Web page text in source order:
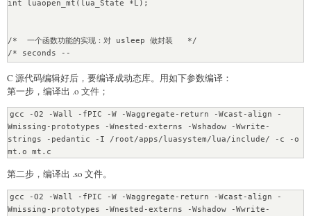
int luaopen_mt(lua_State *L);
/*  一个函数功能的实现：对 usleep 做封装   */
/* seconds --
* interval units -- */
static int mt_sleep(lua_State *L)
{
   lua_Number units = luaL_optnumber(L, 2, 1);
   usleep(1000000 * interval / units);
   return 0;
}
/*  将定义的函数名集成到一个结构数组中去，建立 lua 中使用的方法名与 C 的函
数名的对应关系   */
static const luaL_reg mt_lib[] = {
C 源代码编辑好后，要编译成动态库。用如下参数编译：
第一步，编译出 .o 文件；
gcc -O2 -Wall -fPIC -W -Waggregate-return -Wcast-align -
Wmissing-prototypes -Wnested-externs -Wshadow -Wwrite-
strings -pedantic -I /root/apps/luasystem/lua/include/ -c -o
第二步，编译出 .so 文件。
gcc -O2 -Wall -fPIC -W -Waggregate-return -Wcast-align -
Wmissing-prototypes -Wnested-externs -Wshadow -Wwrite-